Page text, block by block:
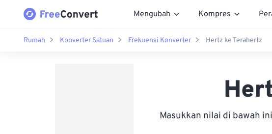
Mengubah Kompres
Rumah Konverter Satuan Frekuensi Konverter Hertz ke Terahertz
Masukkan nilai di bawah